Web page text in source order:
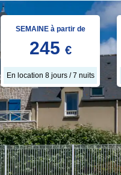
SEMAINE à partir de
245 €
En location 8 jours / 7 nuits